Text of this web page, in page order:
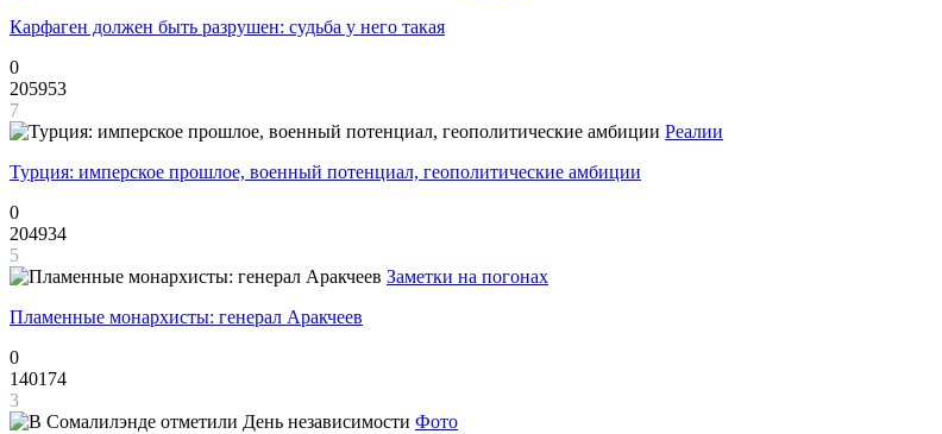
Карфаген должен быть разрушен: судьба у него такая
0
205953
7
Реалии
Турция: имперское прошлое, военный потенциал, геополитические амбиции
0
204934
5
Заметки на погонах
Пламенные монархисты: генерал Аракчеев
0
140174
3
Фото